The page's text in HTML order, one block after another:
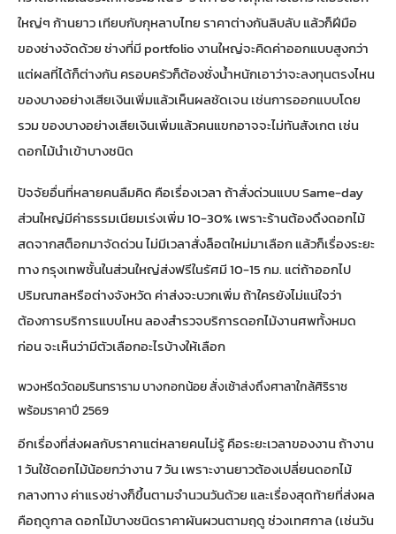
ใหญ่ๆ ก้านยาว เทียบกับกุหลาบไทย ราคาต่างกันลิบลับ แล้วก็ฝีมือ
ของช่างจัดด้วย ช่างที่มี portfolio งานใหญ่จะคิดค่าออกแบบสูงกว่า
แต่ผลที่ได้ก็ต่างกัน ครอบครัวก็ต้องชั่งน้ำหนักเอาว่าจะลงทุนตรงไหน
ของบางอย่างเสียเงินเพิ่มแล้วเห็นผลชัดเจน เช่นการออกแบบโดย
รวม ของบางอย่างเสียเงินเพิ่มแล้วคนแขกอาจจะไม่ทันสังเกต เช่น
ดอกไม้นำเข้าบางชนิด
ปัจจัยอื่นที่หลายคนลืมคิด คือเรื่องเวลา ถ้าสั่งด่วนแบบ Same-day
ส่วนใหญ่มีค่าธรรมเนียมเร่งเพิ่ม 10-30% เพราะร้านต้องดึงดอกไม้
สดจากสต็อกมาจัดด่วน ไม่มีเวลาสั่งล็อตใหม่มาเลือก แล้วก็เรื่องระยะ
ทาง กรุงเทพชั้นในส่วนใหญ่ส่งฟรีในรัศมี 10-15 กม. แต่ถ้าออกไป
ปริมณฑลหรือต่างจังหวัด ค่าส่งจะบวกเพิ่ม ถ้าใครยังไม่แน่ใจว่า
ต้องการบริการแบบไหน ลองสำรวจบริการดอกไม้งานศพทั้งหมด
ก่อน จะเห็นว่ามีตัวเลือกอะไรบ้างให้เลือก
พวงหรีดวัดอมรินทราราม บางกอกน้อย สั่งเช้าส่งถึงศาลาใกล้ศิริราช
พร้อมราคาปี 2569
อีกเรื่องที่ส่งผลกับราคาแต่หลายคนไม่รู้ คือระยะเวลาของงาน ถ้างาน
1 วันใช้ดอกไม้น้อยกว่างาน 7 วัน เพราะงานยาวต้องเปลี่ยนดอกไม้
กลางทาง ค่าแรงช่างก็ขึ้นตามจำนวนวันด้วย และเรื่องสุดท้ายที่ส่งผล
คือฤดูกาล ดอกไม้บางชนิดราคาผันผวนตามฤดู ช่วงเทศกาล (เช่นวัน